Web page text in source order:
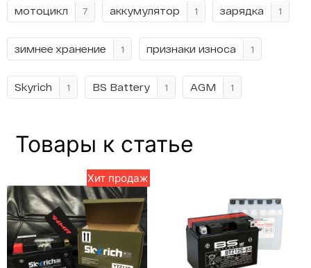
мотоцикл 7 аккумулятор 1 зарядка 1
зимнее хранение 1 признаки износа 1
Skyrich 1 BS Battery 1 AGM 1
Товары к статье
Хит продаж